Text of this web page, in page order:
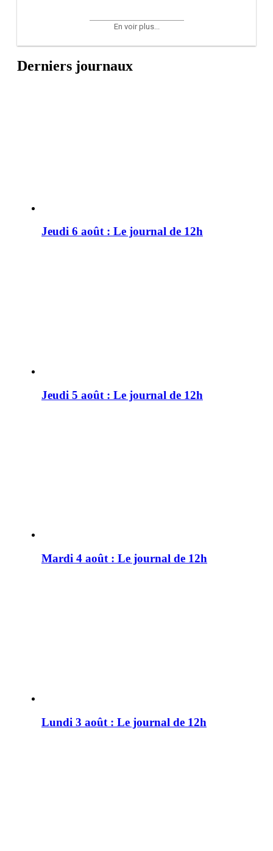
En voir plus...
Derniers journaux
Jeudi 6 août : Le journal de 12h
Jeudi 5 août : Le journal de 12h
Mardi 4 août : Le journal de 12h
Lundi 3 août : Le journal de 12h